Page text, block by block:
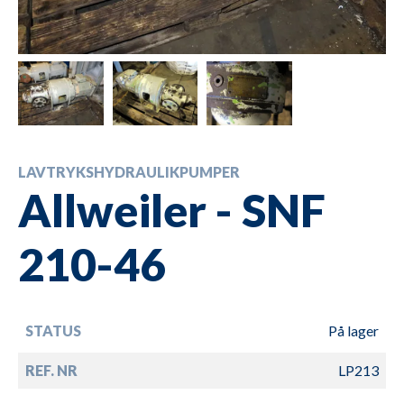
LAVTRYKSHYDRAULIKPUMPER
Allweiler - SNF
210-46
STATUS På lager
REF. NR LP213